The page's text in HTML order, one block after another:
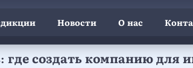
Новости О нас
где создать компанию для